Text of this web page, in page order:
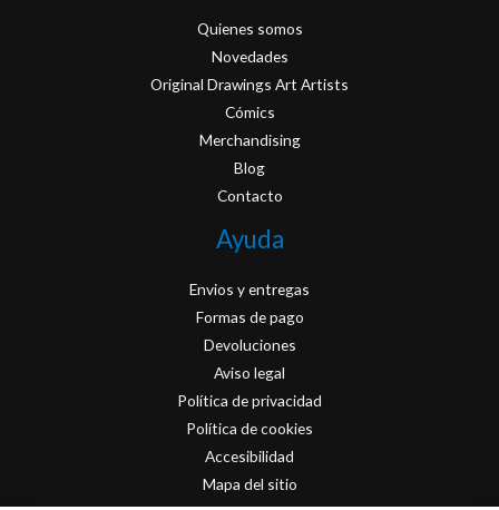
Quienes somos
Novedades
Original Drawings Art Artists
Cómics
Merchandising
Blog
Contacto
Ayuda
Envios y entregas
Formas de pago
Devoluciones
Aviso legal
Política de privacidad
Política de cookies
Accesibilidad
Mapa del sitio